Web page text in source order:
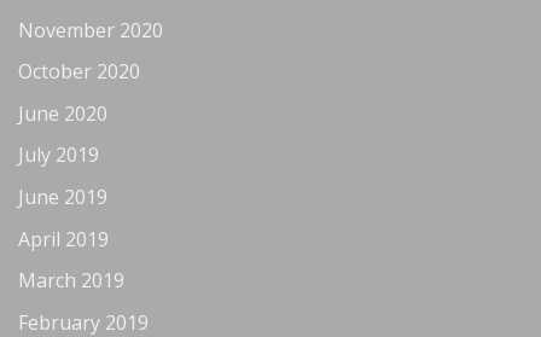
November 2020
October 2020
June 2020
July 2019
June 2019
April 2019
March 2019
February 2019